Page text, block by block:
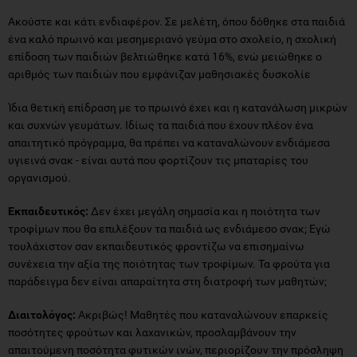
Ακούστε και κάτι ενδιαφέρον. Σε μελέτη, όπου δόθηκε στα παιδιά
ένα καλό πρωινό και μεσημεριανό γεύμα στο σχολείο, η σχολική
επίδοση των παιδιών βελτιώθηκε κατά 16%, ενώ μειώθηκε ο
αριθμός των παιδιών που εμφάνιζαν μαθησιακές δυσκολίε
Ίδια θετική επίδραση με το πρωινό έχει και η κατανάλωση μικρών
και συχνών γευμάτων. Ιδίως τα παιδιά που έχουν πλέον ένα
απαιτητικό πρόγραμμα, θα πρέπει να καταναλώνουν ενδιάμεσα
υγιεινά σνακ - είναι αυτά που φορτίζουν τις μπαταρίες του
οργανισμού.
Εκπαιδευτικός: Δεν έχει μεγάλη σημασία και η ποιότητα των
τροφίμων που θα επιλέξουν τα παιδιά ως ενδιάμεσο σνακ; Εγώ
τουλάχιστον σαν εκπαιδευτικός φροντίζω να επισημαίνω
συνέχεια την αξία της ποιότητας των τροφίμων. Τα φρούτα για
παράδειγμα δεν είναι απαραίτητα στη διατροφή των μαθητών;
Διαιτολόγος: Ακριβώς! Μαθητές που καταναλώνουν επαρκείς
ποσότητες φρούτων και λαχανικών, προσλαμβάνουν την
απαιτούμενη ποσότητα φυτικών ινών, περιορίζουν την πρόσληψη